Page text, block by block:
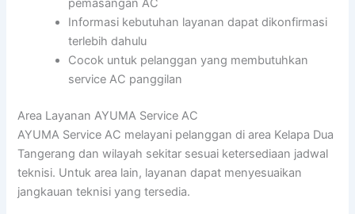
pemasangan AC
Informasi kebutuhan layanan dapat dikonfirmasi
terlebih dahulu
Cocok untuk pelanggan yang membutuhkan
service AC panggilan
Area Layanan AYUMA Service AC
AYUMA Service AC melayani pelanggan di area Kelapa Dua
Tangerang dan wilayah sekitar sesuai ketersediaan jadwal
teknisi. Untuk area lain, layanan dapat menyesuaikan
jangkauan teknisi yang tersedia.